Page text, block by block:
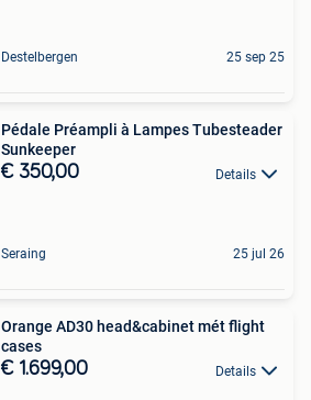
Destelbergen 25 sep 25
Pédale Préampli à Lampes Tubesteader
Sunkeeper
€ 350,00 Details
Seraing 25 jul 26
Orange AD30 head&cabinet mét flight
cases
€ 1.699,00 Details